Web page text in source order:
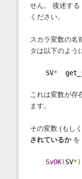
せん。 後述する
ください。
スカラ変数の名
タは以下のよう
SV*
これは変数が存
ます。
その変数 (もし
されているかを
SvOK(SV*)